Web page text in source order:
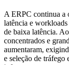
A ERPC continua a
latência e
de baixa latência.
concentrados e
aumentaram,
e seleção de tráfego